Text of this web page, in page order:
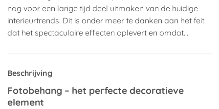
nog voor een lange tijd deel uitmaken van de huidige
interieurtrends. Dit is onder meer te danken aan het feit
dat het spectaculaire effecten oplevert en omdat…
Beschrijving
Fotobehang – het perfecte decoratieve
element